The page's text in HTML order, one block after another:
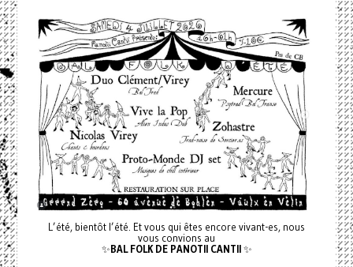
L’été, bientôt l’été. Et vous qui êtes encore vivant-es, nous
vous convions au
✨BAL FOLK DE PANOTII CANTII✨